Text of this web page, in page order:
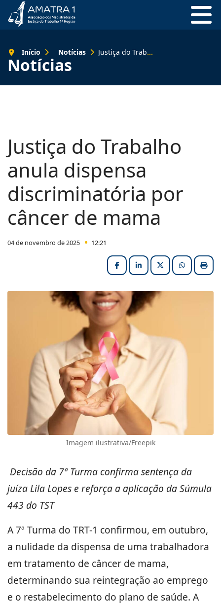
Notícias
Início Notícias Justiça do Trabalho anula dispensa discriminatória por câncer de mama
Justiça do Trabalho
anula dispensa
discriminatória por
câncer de mama
04 de novembro de 2025 12:21
FacebookLinkedInX (formerly
Imagem ilustrativa/Freepik
Decisão da 7ª Turma confirma sentença da
juíza Lila Lopes e reforça a aplicação da Súmula
443 do TST
A 7ª Turma do TRT-1 confirmou, em outubro,
a nulidade da dispensa de uma trabalhadora
em tratamento de câncer de mama,
determinando sua reintegração ao emprego
e o restabelecimento do plano de saúde. A